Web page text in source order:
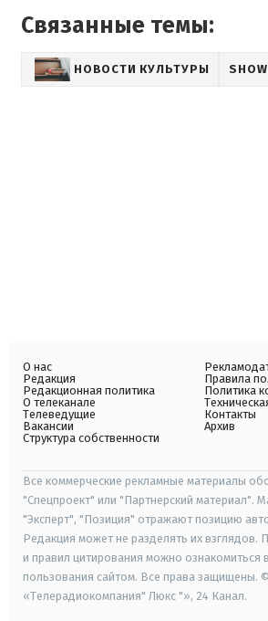
Связанные темы:
НОВОСТИ КУЛЬТУРЫ
О нас
Редакция
Редакционная политика
О телеканале
Телеведущие
Вакансии
Структура собственности
Правила
Политика
Контакты
Архив
Все коммерческие рекламные материалы
"Спецпроект" или "Партнерский материал".
"Эксперт", "Позиция" отражают позицию
Редакция может не разделять их взглядов.
и правил цитирования можно ознакомиться
пользования сайтом. Все права защищены.
«Телерадиокомпания" Люкс "», 24 Канал.